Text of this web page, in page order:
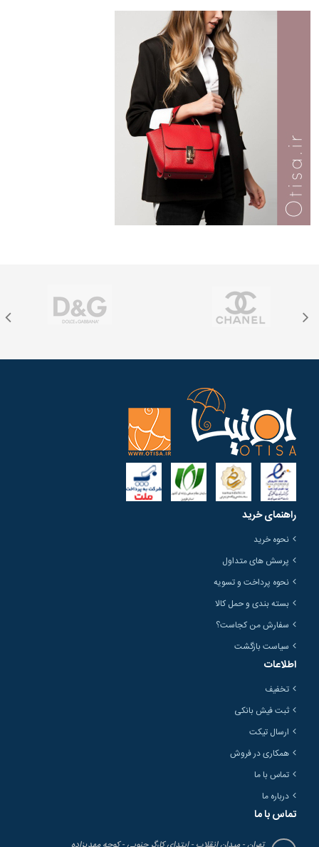
راهنمای خرید
نحوه خرید
پرسش های متداول
نحوه پرداخت و تسویه
بسته بندی و حمل کالا
سفارش من کجاست؟
سیاست بازگشت
اطلاعات
تخفیف
ثبت فیش بانکی
ارسال تیکت
همکاری در فروش
تماس با ما
درباره ما
تماس با ما